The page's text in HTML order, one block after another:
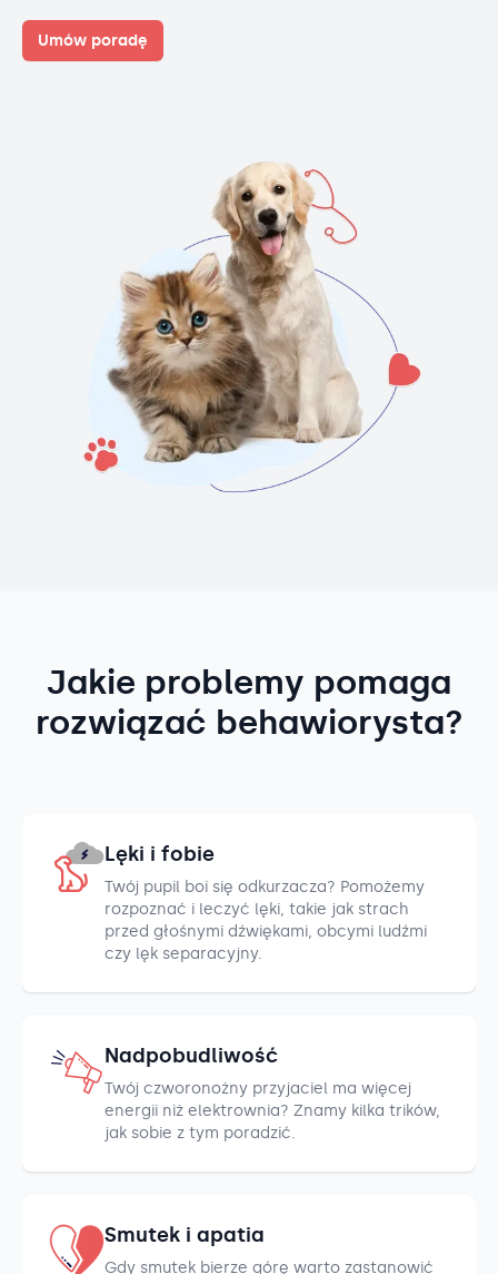
Umów poradę
Jakie problemy pomaga
rozwiązać behawiorysta?
Lęki i fobie
Twój pupil boi się odkurzacza? Pomożemy
rozpoznać i leczyć lęki, takie jak strach
przed głośnymi dźwiękami, obcymi ludźmi
czy lęk separacyjny.
Nadpobudliwość
Twój czworonożny przyjaciel ma więcej
energii niż elektrownia? Znamy kilka trików,
jak sobie z tym poradzić.
Smutek i apatia
Gdy smutek bierze górę warto zastanowić